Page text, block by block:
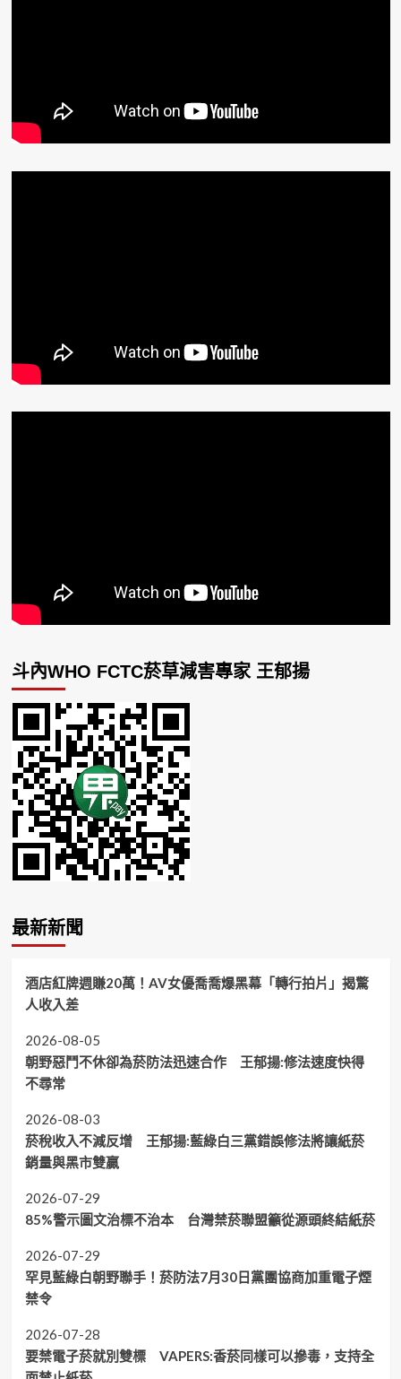
斗內WHO FCTC菸草減害專家 王郁揚
最新新聞
酒店紅牌週賺20萬！AV女優喬喬爆黑幕「轉行拍片」揭驚
人收入差
2026-08-05
朝野惡鬥不休卻為菸防法迅速合作 王郁揚:修法速度快得
不尋常
2026-08-03
菸稅收入不減反增 王郁揚:藍綠白三黨錯誤修法將讓紙菸
銷量與黑市雙贏
2026-07-29
85%警示圖文治標不治本 台灣禁菸聯盟籲從源頭終結紙菸
2026-07-29
罕見藍綠白朝野聯手！菸防法7月30日黨團協商加重電子煙
禁令
2026-07-28
要禁電子菸就別雙標 VAPERS:香菸同樣可以摻毒，支持全